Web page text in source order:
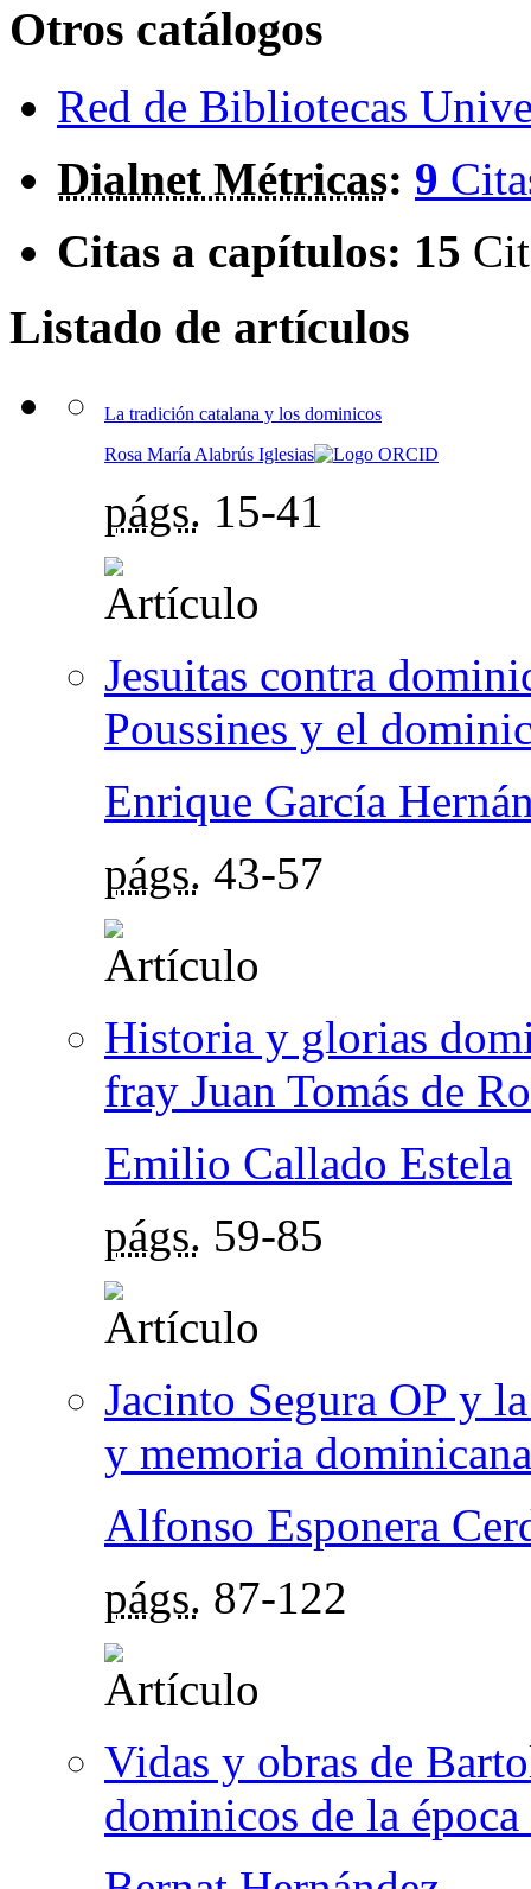
Otros catálogos
Red de Bibliotecas
Dialnet Métricas: 9
Citas a capítulos: 15
Listado de artículos
La tradición catalana y los dominicos
Rosa María Alabrús Iglesias
págs. 15-41
Jesuitas contra
Poussines y el
Enrique García
págs. 43-57
Historia y glorias
fray Juan Tomás de
Emilio Callado Estela
págs. 59-85
Jacinto Segura OP y
y memoria
Alfonso Esponera
págs. 87-122
Vidas y obras de
dominicos de la